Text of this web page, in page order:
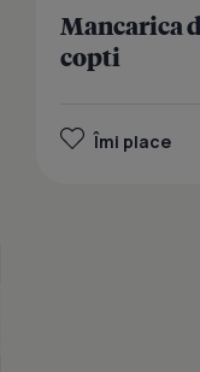
Mancarica
copti
Îmi place